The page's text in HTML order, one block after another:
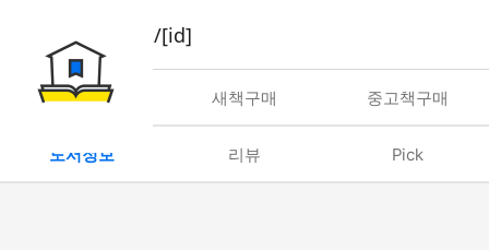
book/rent/[id]
대여 새책구매 중고책구매
도서정보 리뷰 Pick